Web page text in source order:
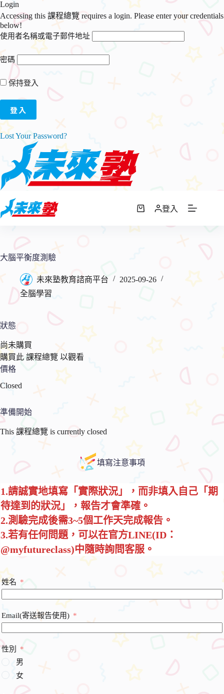
Login
Accessing this 課程總覽 requires a login. Please enter your credentials
below!
使用者名稱或電子郵件地址
密碼
保持登入
Lost Your Password?
至
主
容
購
物
登入
大腦平衡度測驗
未來塾教育諮商平台
2025-09-26
全腦學習
狀態
尚未購買
購買此 課程總覽 以觀看
價格
Closed
準備開始
This 課程總覽 is currently closed
填寫注意事項
1.請誠實地填寫「實際狀況」，而非填入自己「期
待達到的狀況」，報告才會準確。
2.測驗完成後需3~5個工作天完成報告。
3.若有任何問題，可以在官方LINE(ID：
@myfutureclass)中隨時詢問客服。
姓名
Email(寄送報告使用)
性別
男
女